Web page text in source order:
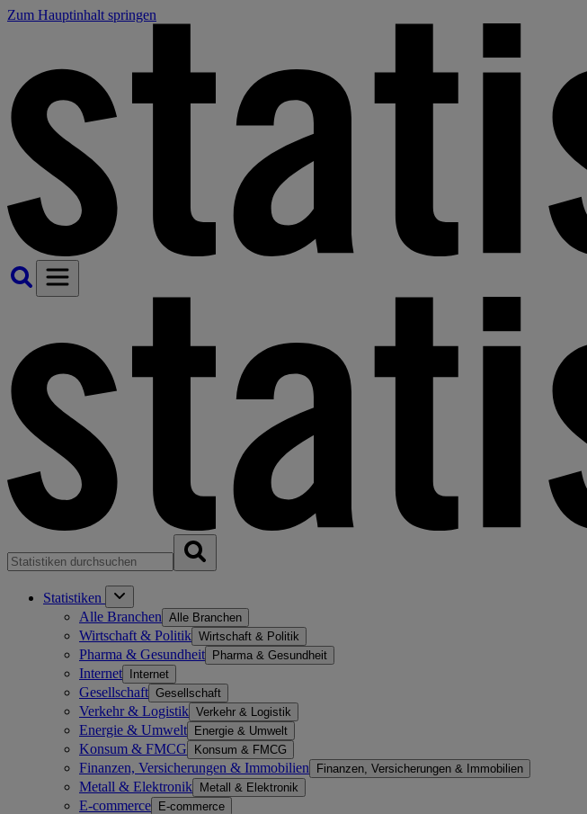
Zum Hauptinhalt springen
Statistiken
Alle Branchen Alle Branchen
Wirtschaft & Politik Wirtschaft & Politik
Pharma & Gesundheit Pharma & Gesundheit
Internet Internet
Gesellschaft Gesellschaft
Verkehr & Logistik Verkehr & Logistik
Energie & Umwelt Energie & Umwelt
Konsum & FMCG Konsum & FMCG
Finanzen, Versicherungen & Immobilien Finanzen, Versicherungen & Immobilien
Metall & Elektronik Metall & Elektronik
E-commerce E-commerce